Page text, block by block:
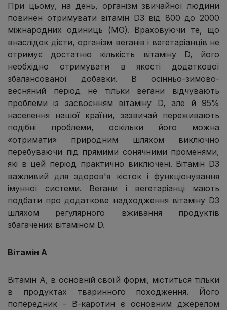
При цьому, на день, організм звичайної людини
повинен отримувати вітамін D3 від 800 до 2000
міжнародних одиниць (МО). Враховуючи те, що
внаслідок дієти, організм веганів і вегетаріанців не
отримує достатню кількість вітаміну D, його
необхідно отримувати в якості додаткової
збалансованої добавки. В осінньо-зимово-
весняний період не тільки вегани відчувають
проблеми із засвоєнням вітаміну D, але й 95%
населення нашої країни, зазвичай переживають
подібні проблеми, оскільки його можна
«отримати» природним шляхом виключно
перебуваючи під прямими сонячними променями,
які в цей період практично виключені. Вітамін D3
важливий для здоров'я кісток і функціонування
імунної системи. Вегани і вегетаріанці мають
подбати про додаткове надходження вітаміну D3
шляхом регулярного вживання продуктів
збагачених вітаміном D.
Вітамін А
Вітамін А, в основній своїй формі, міститься тільки
в продуктах тваринного походження. Його
попередник - Β-каротин є основним джерелом